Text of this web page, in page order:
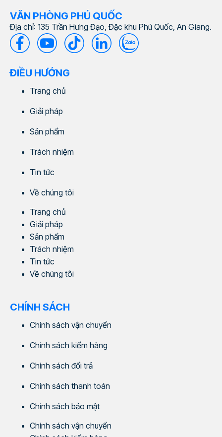
VĂN PHÒNG PHÚ QUỐC
Địa chỉ: 135 Trần Hưng Đạo, Đặc khu Phú Quốc, An Giang.
ĐIỀU HƯỚNG
Trang chủ
Giải pháp
Sản phẩm
Trách nhiệm
Tin tức
Về chúng tôi
Trang chủ
Giải pháp
Sản phẩm
Trách nhiệm
Tin tức
Về chúng tôi
CHÍNH SÁCH
Chính sách vận chuyển
Chính sách kiểm hàng
Chính sách đổi trả
Chính sách thanh toán
Chính sách bảo mật
Chính sách vận chuyển